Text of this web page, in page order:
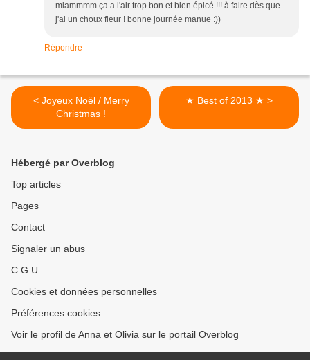
miammmm ça a l'air trop bon et bien épicé !!! à faire dès que
j'ai un choux fleur ! bonne journée manue :))
Répondre
< Joyeux Noël / Merry
Christmas !
★ Best of 2013 ★ >
Hébergé par Overblog
Top articles
Pages
Contact
Signaler un abus
C.G.U.
Cookies et données personnelles
Préférences cookies
Voir le profil de Anna et Olivia sur le portail Overblog